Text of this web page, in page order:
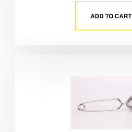
ADD TO CART